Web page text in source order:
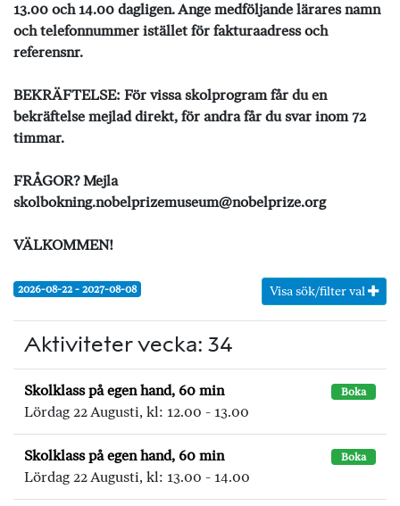
13.00 och 14.00 dagligen. Ange medföljande lärares namn
och telefonnummer istället för fakturaadress och
referensnr.
BEKRÄFTELSE: För vissa skolprogram får du en
bekräftelse mejlad direkt, för andra får du svar inom 72
timmar.
FRÅGOR? Mejla
skolbokning.nobelprizemuseum@nobelprize.org
VÄLKOMMEN!
Visa sök/filter val
2026-08-22 - 2027-08-08
Aktiviteter vecka: 34
Skolklass på egen hand, 60 min Boka
Lördag 22 Augusti, kl: 12.00 - 13.00
Skolklass på egen hand, 60 min Boka
Lördag 22 Augusti, kl: 13.00 - 14.00